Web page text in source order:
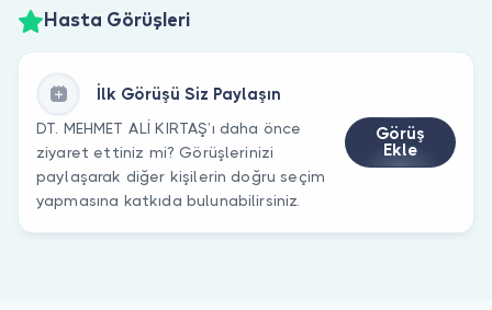
Hasta Görüşleri
İlk Görüşü Siz Paylaşın
DT. MEHMET ALİ KIRTAŞ’ı daha önce
ziyaret ettiniz mi? Görüşlerinizi
paylaşarak diğer kişilerin doğru seçim
yapmasına katkıda bulunabilirsiniz.
Görüş
Ekle